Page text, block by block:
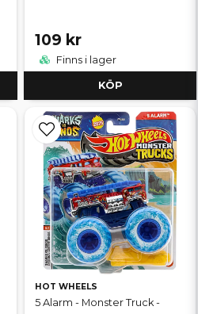
109 kr
Finns i lager
KÖP
HOT WHEELS
5 Alarm - Monster Truck -